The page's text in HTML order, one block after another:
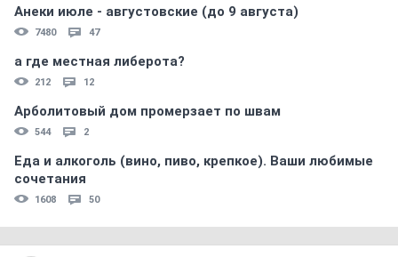
Анеки июле - августовские (до 9 августа)
7480 47
а где местная либерота?
212 12
Арболитовый дом промерзает по швам
544 2
Еда и алкоголь (вино, пиво, крепкое). Ваши любимые
сочетания
1608 50